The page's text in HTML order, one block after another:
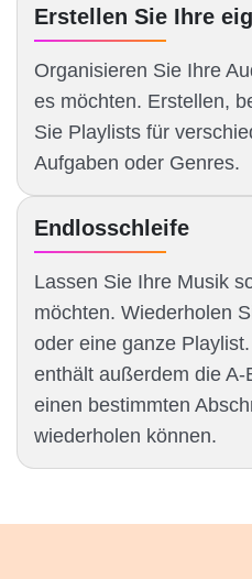
Erstellen Sie Ihre
Organisieren Sie Ihre
es möchten. Erstellen,
Sie Playlists für
Aufgaben oder Genres.
Endlosschleife
Lassen Sie Ihre Musik
möchten. Wiederholen
oder eine ganze
enthält außerdem die
einen bestimmten
wiederholen können.